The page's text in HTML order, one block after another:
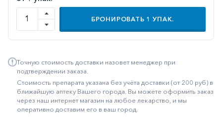
Иммунодепрессанты
Иммуностимуляторы
Метаболизм
Минеральный
обмен
Наружные
БРОНИРОВАТЬ 1 УПАК.
Точную стоимость доставки назовет менеджер при
подтверждении заказа.
Стоимость препарата указана без учёта доставки (от 200 руб) в
ближайшую аптеку Вашего города. Вы можете оформить заказ
через наш интернет магазин на любое лекарство, и мы
оперативно доставим его в ваш город.